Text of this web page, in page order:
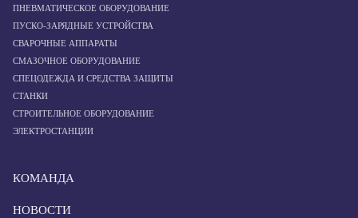
ПНЕВМАТИЧЕСКОЕ ОБОРУДОВАНИЕ
ПУСКО-ЗАРЯДНЫЕ УСТРОЙСТВА
СВАРОЧНЫЕ АППАРАТЫ
СМАЗОЧНОЕ ОБОРУДОВАНИЕ
СПЕЦОДЕЖДА И СРЕДСТВА ЗАЩИТЫ
СТАНКИ
СТРОИТЕЛЬНОЕ ОБОРУДОВАНИЕ
ЭЛЕКТРОСТАНЦИИ
КОМАНДА
НОВОСТИ